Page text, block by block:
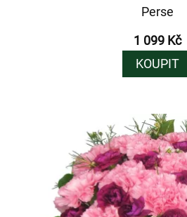
Perse
1 099 Kč
KOUPIT